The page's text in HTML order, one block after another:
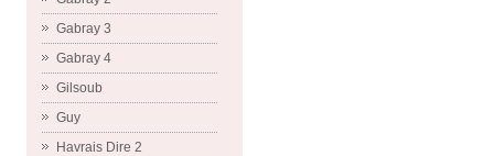
Gabray 3
Gabray 4
Gilsoub
Guy
Havrais Dire 2